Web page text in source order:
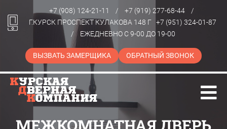
+7 (908) 124-21-11 / +7 (919) 277-68-44
/
Г.КУРСК ПРОСПЕКТ КУЛАКОВА 148 Г +7 (951) 324-01-87
/
ЕЖЕДНЕВНО С 9-00 ДО 19-00
ВЫЗВАТЬ ЗАМЕРЩИКА ОБРАТНЫЙ ЗВОНОК